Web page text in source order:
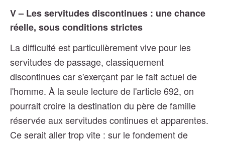
V – Les servitudes discontinues : une chance
réelle, sous conditions strictes
La difficulté est particulièrement vive pour les
servitudes de passage, classiquement
discontinues car s'exerçant par le fait actuel de
l'homme. À la seule lecture de l'article 692, on
pourrait croire la destination du père de famille
réservée aux servitudes continues et apparentes.
Ce serait aller trop vite : sur le fondement de